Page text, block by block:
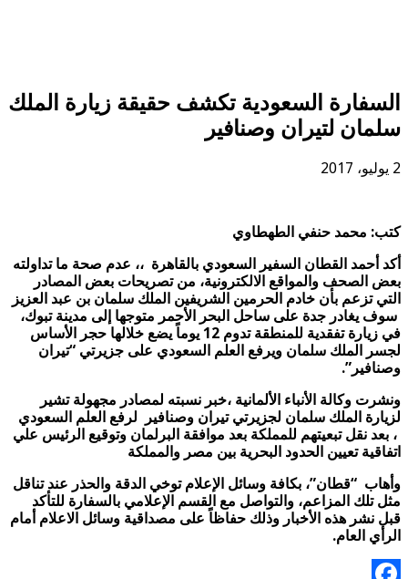
السفارة السعودية تكشف حقيقة زيارة الملك
سلمان لتيران وصنافير
2 يوليو، 2017
كتب: محمد حنفي الطهطاوي
أكد أحمد القطان السفير السعودي بالقاهرة ،، عدم صحة ما تداولته
بعض الصحف والمواقع الالكترونية، من تصريحات بعض المصادر
التي تزعم بأن خادم الحرمين الشريفين الملك سلمان بن عبد العزيز
سوف يغادر جدة على ساحل البحر الأحمر متوجها إلى مدينة تبوك،
في زيارة تفقدية للمنطقة تدوم 12 يوماً يضع خلالها حجر الأساس
لجسر الملك سلمان ويرفع العلم السعودي على جزيرتي “تيران
وصنافير”.
ونشرت وكالة الأنباء الألمانية ،خبر نسبته لمصادر مجهولة تشير
لزيارة الملك سلمان لجزيرتي تيران وصنافير لرفع العلم السعودي
، بعد نقل تبعيتهم للمملكة بعد موافقة البرلمان وتوقيع الرئيس علي
اتفاقية تعيين الحدود البحرية بين مصر والمملكة
وأهاب “قطان”، بكافة وسائل الإعلام توخي الدقة والحذر عند تناقل
مثل تلك المزاعم، والتواصل مع القسم الإعلامي بالسفارة للتأكد
قبل نشر هذه الأخبار وذلك حفاظاً على مصداقية وسائل الاعلام أمام
الرأي العام.